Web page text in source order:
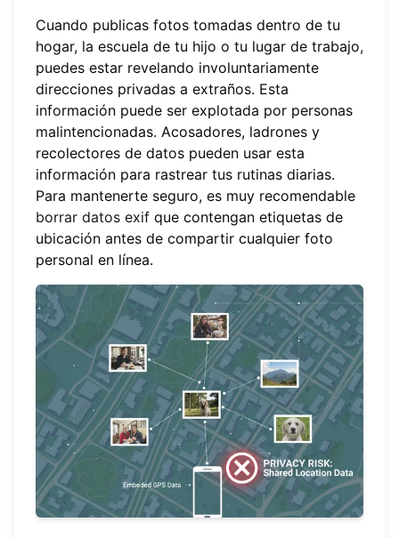
Cuando publicas fotos tomadas dentro de tu
hogar, la escuela de tu hijo o tu lugar de trabajo,
puedes estar revelando involuntariamente
direcciones privadas a extraños. Esta
información puede ser explotada por personas
malintencionadas. Acosadores, ladrones y
recolectores de datos pueden usar esta
información para rastrear tus rutinas diarias.
Para mantenerte seguro, es muy recomendable
borrar datos exif que contengan etiquetas de
ubicación antes de compartir cualquier foto
personal en línea.